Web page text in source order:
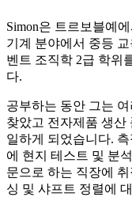
Simon은 트르보블예
기계 분야에서 중등
벤트 조직학 2급 학위
다.
공부하는 동안 그는
찾았고 전자제품 생산
일하게 되었습니다.
에 현지 테스트 및 분
문으로 하는 직장에
싱 및 샤프트 정렬에